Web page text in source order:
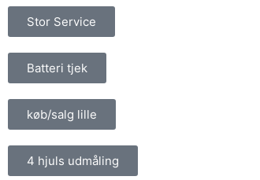
Stor Service
Batteri tjek
køb/salg lille
4 hjuls udmåling